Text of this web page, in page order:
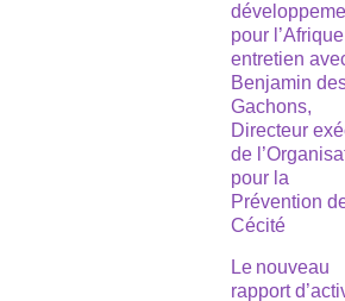
pour
entretien
Benjamin
Gachons,
Directeur
de
pour la
Prévention
Cécité
Le nouveau
rapport